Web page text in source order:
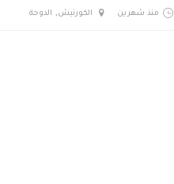
منذ شهرين الكورنيش, الدوحة